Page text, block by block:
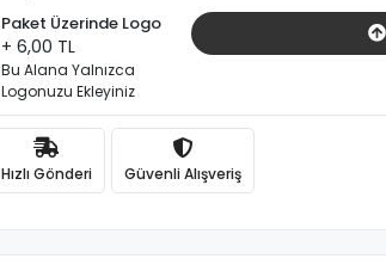
Paket Üzerinde Logo
+ 6,00 TL
Bu Alana Yalnızca
Logonuzu Ekleyiniz
Hızlı Gönderi Güvenli Alışveriş